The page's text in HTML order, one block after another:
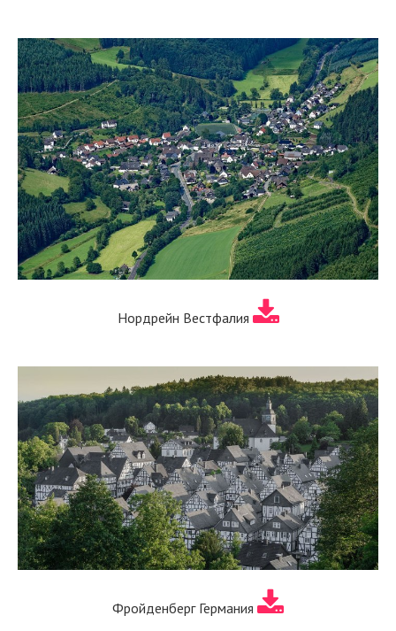
Нордрейн Вестфалия
Фройденберг Германия